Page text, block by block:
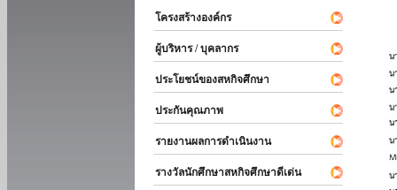
โครงสร้างองค์กร
ผู้บริหาร / บุคลากร
ประโยชน์ของสหกิจศึกษา
ประกันคุณภาพ
รายงานผลการดำเนินงาน
รางวัลนักศึกษาสหกิจศึกษาดีเด่น